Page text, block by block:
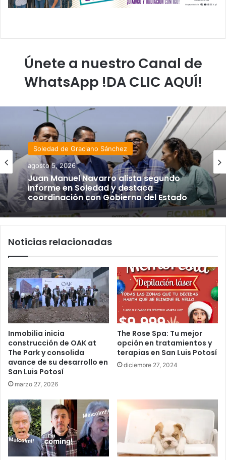
Únete a nuestro Canal de
WhatsApp !DA CLIC AQUÍ!
Soledad de Graciano Sánchez
agosto 5, 2026
Juan Manuel Navarro alista segundo
informe en Soledad y destaca
coordinación con Gobierno del Estado
Noticias relacionadas
Inmobilia inicia
construcción de OAK at
The Park y consolida
avance de su desarrollo en
San Luis Potosí
marzo 27, 2026
The Rose Spa: Tu mejor
opción en tratamientos y
terapias en San Luis Potosí
diciembre 27, 2024